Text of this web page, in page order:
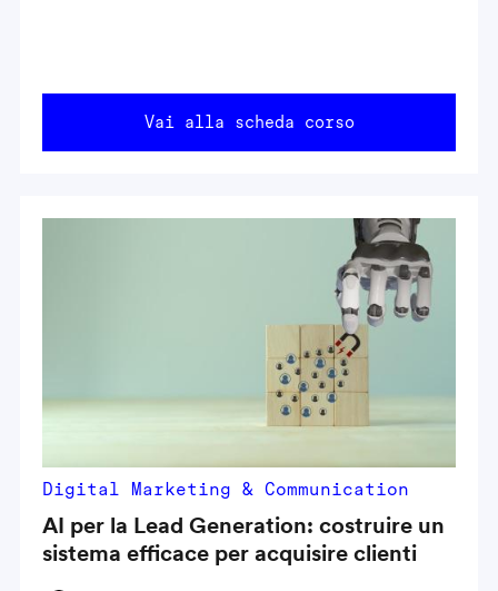
Vai alla scheda corso
Digital Marketing & Communication
AI per la Lead Generation: costruire un
sistema efficace per acquisire clienti